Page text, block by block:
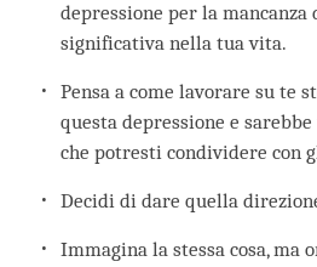
depressione per la mancanza
significativa nella tua vita.
Pensa a come lavorare su te
questa depressione e
che potresti condividere con
Decidi di dare quella
Immagina la stessa cosa, ma